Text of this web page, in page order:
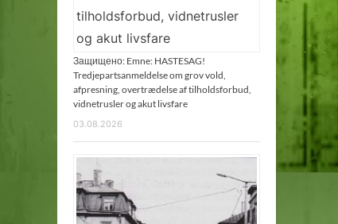
Защищено: Emne: HASTESAG!
Tredjepartsanmeldelse om grov vold,
afpresning, overtrædelse af tilholdsforbud,
vidnetrusler og akut livsfare
03.08.2026